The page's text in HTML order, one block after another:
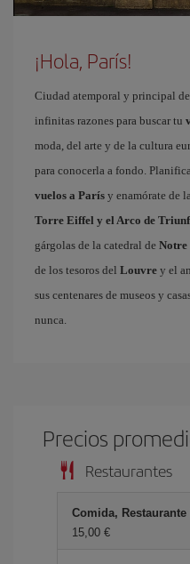
¡Hola, París!
Ciudad atemporal y principal
infinitas razones para buscar tu
moda, del arte y de la cultura
para conocerla a fondo.
vuelos a París y enamórate de
Torre Eiffel y el Arco de
gárgolas de la catedral de Notre
de los tesoros del Louvre y el
sus centenares de museos y
nunca.
Precios
Restaurantes
Comida, Restaurante
15,00 €